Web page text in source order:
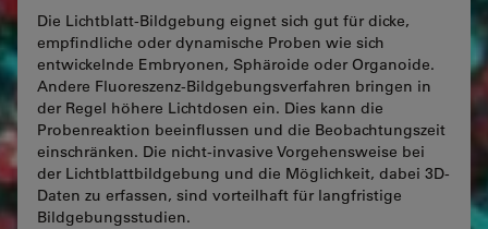
Die Lichtblatt-Bildgebung eignet sich gut für dicke,
empfindliche oder dynamische Proben wie sich
entwickelnde Embryonen, Sphäroide oder Organoide.
Andere Fluoreszenz-Bildgebungsverfahren bringen in
der Regel höhere Lichtdosen ein. Dies kann die
Probenreaktion beeinflussen und die Beobachtungszeit
einschränken. Die nicht-invasive Vorgehensweise bei
der Lichtblattbildgebung und die Möglichkeit, dabei 3D-
Daten zu erfassen, sind vorteilhaft für langfristige
Bildgebungsstudien.